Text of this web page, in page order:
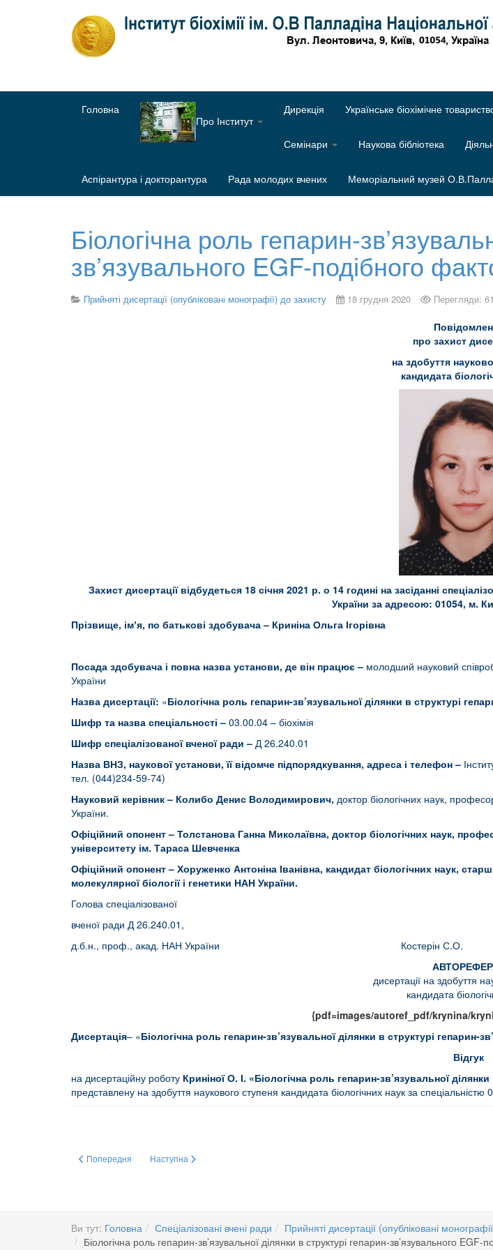
Головна
Про Інститут
Дирекція Українське біохімічне
Семінари Наукова бібліотека
Аспірантура і докторантура Рада молодих вчених Меморіальний музей
Біологічна роль гепарин-
зв’язувального EGF-подібного
Прийняті дисертації (опубліковані монографії) до захисту 18 грудня 2020 Перегляди:
про захист
на здобуття
кандидата
Захист дисертації відбудеться 18 січня 2021 р. о 14 годині на засіданні
України за адресою: 01054, м.
Прізвище, імʼя, по батькові здобувача – Криніна Ольга Ігорівна
Посада здобувача і повна назва установи, де він працює – молодший науковий
України
Назва дисертації: «Біологічна роль гепарин-зв’язувальної ділянки в структурі
Шифр та назва спеціальності – 03.00.04 – біохімія
Шифр спеціалізованої вченої ради – Д 26.240.01
Назва ВНЗ, наукової установи, її відомче підпорядкування, адреса і телефон –
тел. (044)234-59-74)
Науковий керівник – Колибо Денис Володимирович, доктор біологічних наук,
України.
Офіційний опонент – Толстанова Ганна Миколаївна, доктор біологічних наук,
університету ім. Тараса Шевченка
Офіційний опонент – Хоруженко Антоніна Іванівна, кандидат біологічних наук,
молекулярної біології і генетики НАН України.
Голова спеціалізованої
вченої ради Д 26.240.01,
д.б.н., проф., акад. НАН України Костерін С.О.
дисертації на здобуття
кандидата
{pdf=images/autoref_pdf/krynina/
Дисертація– «Біологічна роль гепарин-зв’язувальної ділянки в структурі гепарин-
Відгук
на дисертаційну роботу КриніноїО. І. «Біологічна роль гепарин-зв’язувальної
представлену на здобуття наукового ступеня кандидата біологічних наук за спеціальністю
Попередня стаття: Механізми сигналювання та біологічна роль нікотинових ацетилхолінових
Попередня Наступна стаття: АДАПТАЦІЙНА ЗДАТНІСТЬ МІТОХОНДРІЙ АЦИНАРНИХ КЛІТИН
Наступна
Ви тут: Головна Спеціалізовані вчені ради
Прийняті дисертації (опубліковані
Біологічна роль гепарин-зв’язувальної ділянки в структурі гепарин-зв’язувального